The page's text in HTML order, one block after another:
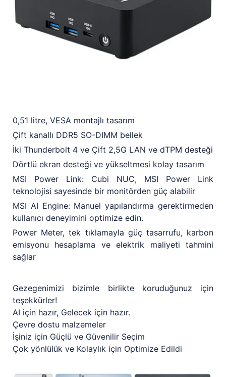
0,51 litre, VESA montajlı tasarım
Çift kanallı DDR5 SO-DIMM bellek
İki Thunderbolt 4 ve Çift 2,5G LAN ve dTPM desteği
Dörtlü ekran desteği ve yükseltmesi kolay tasarım
MSI Power Link: Cubi NUC, MSI Power Link
teknolojisi sayesinde bir monitörden güç alabilir
MSI AI Engine: Manuel yapılandırma gerektirmeden
kullanıcı deneyimini optimize edin.
Power Meter, tek tıklamayla güç tasarrufu, karbon
emisyonu hesaplama ve elektrik maliyeti tahmini
sağlar
Gezegenimizi bizimle birlikte koruduğunuz için
teşekkürler!
AI için hazır, Gelecek için hazır.
Çevre dostu malzemeler
İşiniz için Güçlü ve Güvenilir Seçim
Çok yönlülük ve Kolaylık için Optimize Edildi